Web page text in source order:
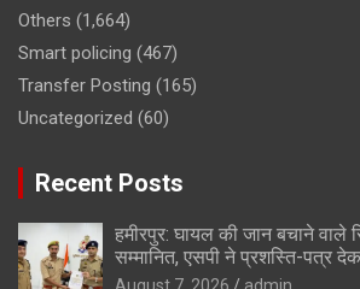
Others (1,664)
Smart policing (467)
Transfer Posting (165)
Uncategorized (60)
Recent Posts
हमीरपुर: घायल की जान बचाने वाले
सम्मानित, एसपी ने प्रशस्ति-पत्र